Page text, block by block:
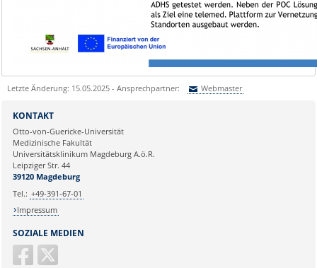
Letzte Änderung: 15.05.2025 - Ansprechpartner: Webmaster
Ihre E-Mailadresse:
Ihr Anliegen:
SOZIALE MEDIEN
KONTAKT
Otto-von-Guericke-Universität
Medizinische Fakultät
Universitätsklinikum Magdeburg A.ö.R.
Leipziger Str. 44
39120 Magdeburg
Tel.: +49-391-67-01
Impressum